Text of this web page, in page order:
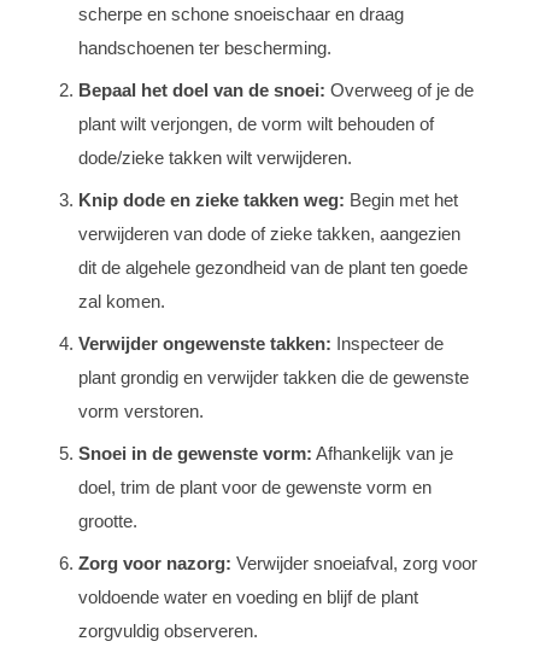
scherpe en schone snoeischaar en draag
handschoenen ter bescherming.
Bepaal het doel van de snoei: Overweeg of je de
plant wilt verjongen, de vorm wilt behouden of
dode/zieke takken wilt verwijderen.
Knip dode en zieke takken weg: Begin met het
verwijderen van dode of zieke takken, aangezien
dit de algehele gezondheid van de plant ten goede
zal komen.
Verwijder ongewenste takken: Inspecteer de
plant grondig en verwijder takken die de gewenste
vorm verstoren.
Snoei in de gewenste vorm: Afhankelijk van je
doel, trim de plant voor de gewenste vorm en
grootte.
Zorg voor nazorg: Verwijder snoeiafval, zorg voor
voldoende water en voeding en blijf de plant
zorgvuldig observeren.